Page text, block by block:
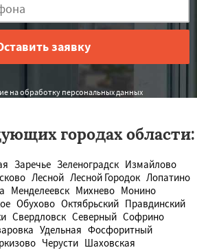
на обработку персональных данных
городах области:
Заречье Зеленоградск Измайлово
Лесной Лесной Городок Лопатино
Менделеевск Михнево Монино
Обухово Октябрьский Правдинский
Свердловск Северный Софрино
Удельная Фосфоритный
Черусти Шаховская